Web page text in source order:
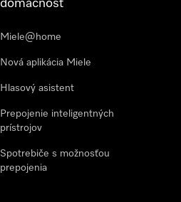
domácnosť
Miele@home
Nová aplikácia Miele
Hlasový asistent
Prepojenie inteligentných
prístrojov
Spotrebiče s možnosťou
prepojenia